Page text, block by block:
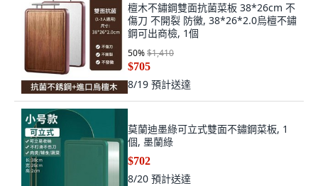
檀木不鏽鋼雙面抗菌菜板 38*26cm 不
傷刀 不開裂 防黴, 38*26*2.0烏檀不鏽
鋼可出商檢, 1個
50%$1,410
$705
8/19 預計送達
莫蘭迪墨綠可立式雙面不鏽鋼菜板, 1
個, 墨蘭綠
$702
8/20 預計送達